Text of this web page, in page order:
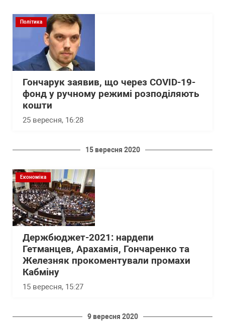
Політика
Гончарук заявив, що через COVID-19-
фонд у ручному режимі розподіляють
кошти
25 вересня, 16:28
15 вересня 2020
Економіка
Держбюджет-2021: нардепи
Гетманцев, Арахамія, Гончаренко та
Железняк прокоментували промахи
Кабміну
15 вересня, 15:27
9 вересня 2020